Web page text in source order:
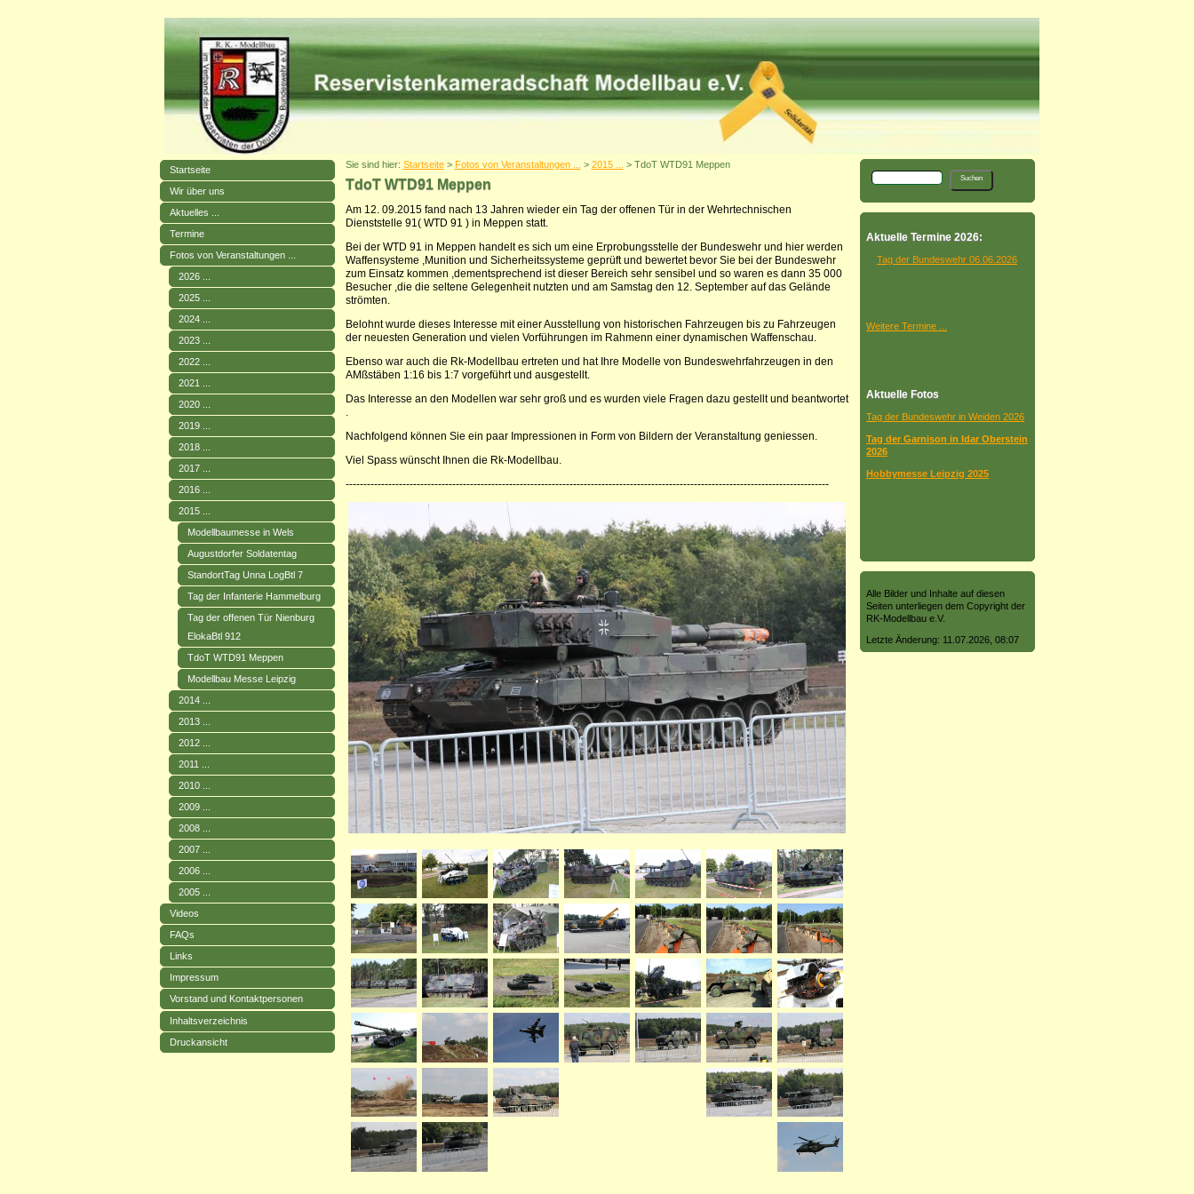
Startseite
Wir über uns
Aktuelles ...
Termine
Fotos von Veranstaltungen ...
2026 ...
2025 ...
2024 ...
2023 ...
2022 ...
2021 ...
2020 ...
2019 ...
2018 ...
2017 ...
2016 ...
2015 ...
Modellbaumesse in Wels
Augustdorfer Soldatentag
StandortTag Unna LogBtl 7
Tag der Infanterie Hammelburg
Tag der offenen Tür Nienburg
ElokaBtl 912
TdoT WTD91 Meppen
Modellbau Messe Leipzig
2014 ...
2013 ...
2012 ...
2011 ...
2010 ...
2009 ...
2008 ...
2007 ...
2006 ...
2005 ...
Videos
FAQs
Links
Impressum
Vorstand und Kontaktpersonen
Inhaltsverzeichnis
Druckansicht
Sie sind hier: Startseite> Fotos von Veranstaltungen ... > 2015 ... > TdoT WTD91 Meppen
TdoT WTD91 Meppen
Am 12. 09.2015 fand nach 13 Jahren wieder ein Tag der offenen Tür in der Wehrtechnischen
Dienststelle 91( WTD 91 ) in Meppen statt.
Bei der WTD 91 in Meppen handelt es sich um eine Erprobungsstelle der Bundeswehr und hier werden
Waffensysteme ,Munition und Sicherheitssysteme geprüft und bewertet bevor Sie bei der Bundeswehr
zum Einsatz kommen ,dementsprechend ist dieser Bereich sehr sensibel und so waren es dann 35 000
Besucher ,die die seltene Gelegenheit nutzten und am Samstag den 12. September auf das Gelände
strömten.
Belohnt wurde dieses Interesse mit einer Ausstellung von historischen Fahrzeugen bis zu Fahrzeugen
der neuesten Generation und vielen Vorführungen im Rahmenn einer dynamischen Waffenschau.
Ebenso war auch die Rk-Modellbau ertreten und hat Ihre Modelle von Bundeswehrfahrzeugen in den
AMßstäben 1:16 bis 1:7 vorgeführt und ausgestellt.
Das Interesse an den Modellen war sehr groß und es wurden viele Fragen dazu gestellt und beantwortet
Nachfolgend können Sie ein paar Impressionen in Form von Bildern der Veranstaltung geniessen.
Viel Spass wünscht Ihnen die Rk-Modellbau.
----------------------------------------------------------------------------------------------------------------------------------------
Aktuelle Termine 2026:
Tag der Bundeswehr 06.06.2026
Weitere Termine ...
Aktuelle Fotos
Tag der Bundeswehr in Weiden 2026
Tag der Garnison in Idar Oberstein
2026
Hobbymesse Leipzig 2025
Alle Bilder und Inhalte auf diesen
Seiten unterliegen dem Copyright der
RK-Modellbau e.V.
Letzte Änderung: 11.07.2026, 08:07